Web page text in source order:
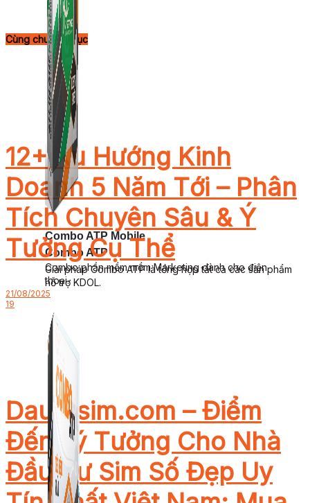
Combo ATP
Giải pháp Combo ATP là tổng hợp tất cả các sản phẩm
hỗ trợ KDOL.
Combo ATP Mobile
Combo phần mềm mềm Marketing dành cho điện
thoại.
Cùng chuyên mục
12+ Xu Hướng Kinh
Doanh 5 Năm Tới – Phân
Tích Chuyên Sâu & Ý
Tưởng Cụ Thể
21/08/2025
19
Dautusim.com – Điểm
Đến Lý Tưởng Cho Nhà
Đầu Tư Sim Số Đẹp Uy